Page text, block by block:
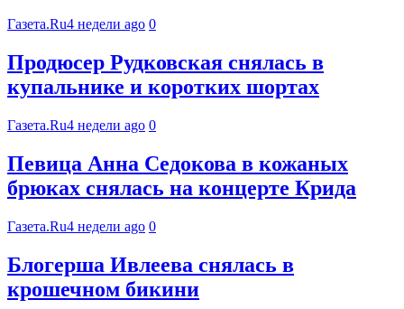
Газета.Ru4 недели ago 0
Продюсер Рудковская снялась в
купальнике и коротких шортах
Газета.Ru4 недели ago 0
Певица Анна Седокова в кожаных
брюках снялась на концерте Крида
Газета.Ru4 недели ago 0
Блогерша Ивлеева снялась в
крошечном бикини